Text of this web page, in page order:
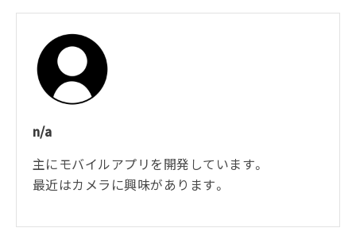
n/a
主にモバイルアプリを開発しています。
最近はカメラに興味があります。